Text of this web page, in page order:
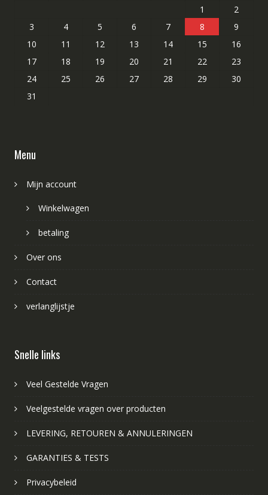
1
2
3
4 5 6 7 8
9
10
11 12 13 14 15
16
17
18 19 20 21 22
23
24
25 26 27 28 29
30
31
Menu
Mijn account
Winkelwagen
betaling
Over ons
Contact
verlanglijstje
Snelle links
Veel Gestelde Vragen
Veelgestelde vragen over producten
LEVERING, RETOUREN & ANNULERINGEN
GARANTIES & TESTS
Privacybeleid